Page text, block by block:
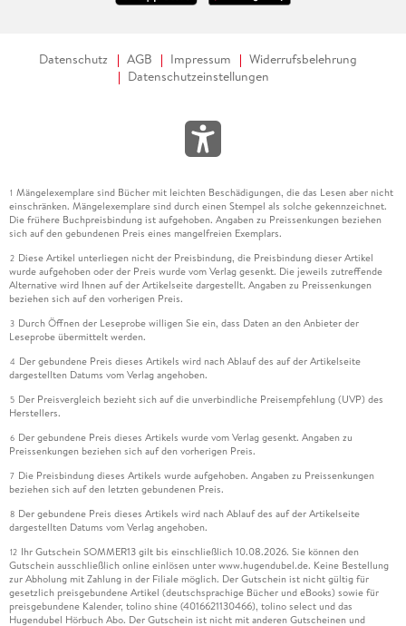
Datenschutz AGB Impressum
Widerrufsbelehrung
Datenschutzeinstellungen
1 Mängelexemplare sind Bücher mit leichten Beschädigungen, die das Lesen aber nicht
einschränken. Mängelexemplare sind durch einen Stempel als solche gekennzeichnet.
Die frühere Buchpreisbindung ist aufgehoben. Angaben zu Preissenkungen beziehen
sich auf den gebundenen Preis eines mangelfreien Exemplars.
2 Diese Artikel unterliegen nicht der Preisbindung, die Preisbindung dieser Artikel
wurde aufgehoben oder der Preis wurde vom Verlag gesenkt. Die jeweils zutreffende
Alternative wird Ihnen auf der Artikelseite dargestellt. Angaben zu Preissenkungen
beziehen sich auf den vorherigen Preis.
3 Durch Öffnen der Leseprobe willigen Sie ein, dass Daten an den Anbieter der
Leseprobe übermittelt werden.
4 Der gebundene Preis dieses Artikels wird nach Ablauf des auf der Artikelseite
dargestellten Datums vom Verlag angehoben.
5 Der Preisvergleich bezieht sich auf die unverbindliche Preisempfehlung (UVP) des
Herstellers.
6 Der gebundene Preis dieses Artikels wurde vom Verlag gesenkt. Angaben zu
Preissenkungen beziehen sich auf den vorherigen Preis.
7 Die Preisbindung dieses Artikels wurde aufgehoben. Angaben zu Preissenkungen
beziehen sich auf den letzten gebundenen Preis.
8 Der gebundene Preis dieses Artikels wird nach Ablauf des auf der Artikelseite
dargestellten Datums vom Verlag angehoben.
12 Ihr Gutschein SOMMER13 gilt bis einschließlich 10.08.2026. Sie können den
Gutschein ausschließlich online einlösen unter www.hugendubel.de. Keine Bestellung
zur Abholung mit Zahlung in der Filiale möglich. Der Gutschein ist nicht gültig für
gesetzlich preisgebundene Artikel (deutschsprachige Bücher und eBooks) sowie für
preisgebundene Kalender, tolino shine (4016621130466), tolino select und das
Hugendubel Hörbuch Abo. Der Gutschein ist nicht mit anderen Gutscheinen und